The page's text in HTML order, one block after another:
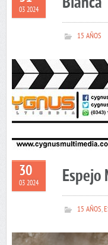
03 2024
15 AÑOS
30
03 2024 Espejo
15 AÑOS,